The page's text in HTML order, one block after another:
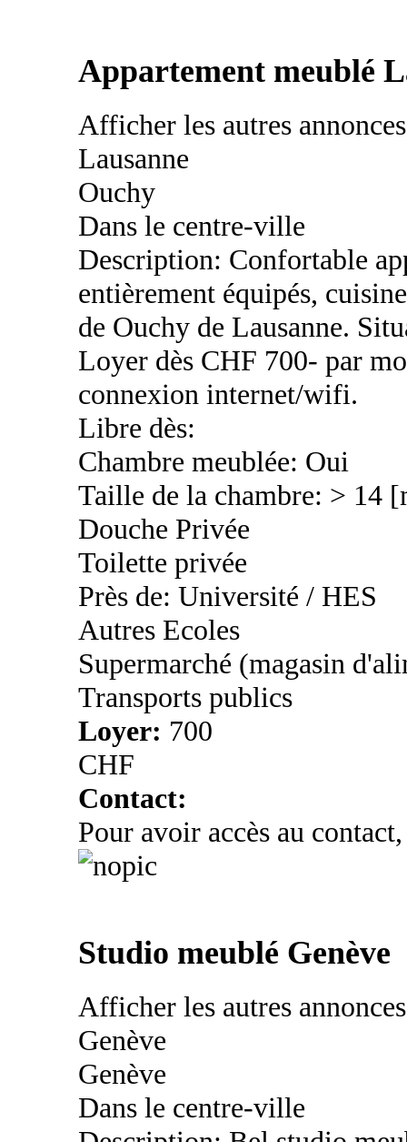
Appartement meublé
Afficher les autres
Lausanne
Ouchy
Dans le centre-ville
Description: Confortable
entièrement équipés,
de Ouchy de Lausanne.
Loyer dès CHF 700- par
connexion internet/wifi.
Libre dès:
Chambre meublée: Oui
Taille de la chambre: > 14
Douche Privée
Toilette privée
Près de: Université / HES
Autres Ecoles
Supermarché (magasin
Transports publics
Loyer: 700
CHF
Contact:
Pour avoir accès au
Studio meublé Genève
Afficher les autres
Genève
Genève
Dans le centre-ville